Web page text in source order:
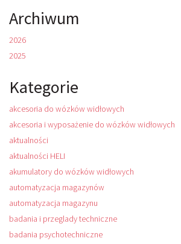
Archiwum
2026
2025
Kategorie
akcesoria do wózków widłowych
akcesoria i wyposażenie do wózków widłowych
aktualności
aktualności HELI
akumulatory do wózków widłowych
automatyzacja magazynów
automatyzacja magazynu
badania i przeglady techniczne
badania psychotechniczne